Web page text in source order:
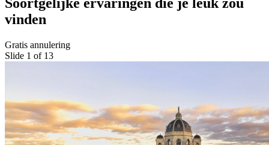
vinden
Gratis annulering
Slide 1 of 13